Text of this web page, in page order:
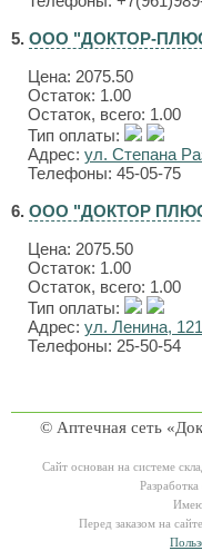
5. ООО "ДОКТОР-
Цена: 2075.50
Остаток: 1.00
Остаток, всего: 1.00
Тип оплаты:
Адрес: ул. Степана
Телефоны: 45-05-75
6. ООО "ДОКТОР
Цена: 2075.50
Остаток: 1.00
Остаток, всего: 1.00
Тип оплаты:
Адрес: ул. Ленина, 121
Телефоны: 25-50-54
© Аптечная сеть
Сайт основан на системе
Перед заказом на